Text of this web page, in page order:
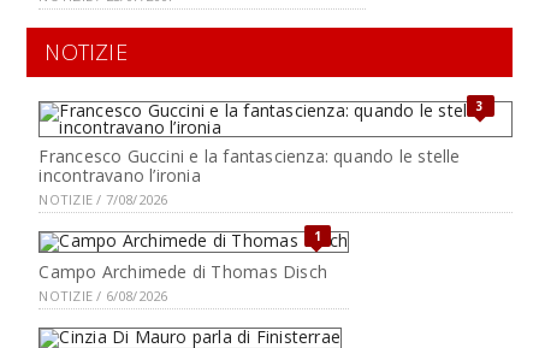
NOTIZIE
3
Francesco Guccini e la fantascienza: quando le stelle
incontravano l’ironia
NOTIZIE / 7/08/2026
1
Campo Archimede di Thomas Disch
NOTIZIE / 6/08/2026